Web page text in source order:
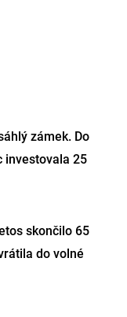
zámek. Do
investovala 25
skončilo 65
do volné